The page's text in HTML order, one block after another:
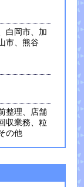
白岡市、加
市、熊谷
整理、店舗
収業務、粒
の他